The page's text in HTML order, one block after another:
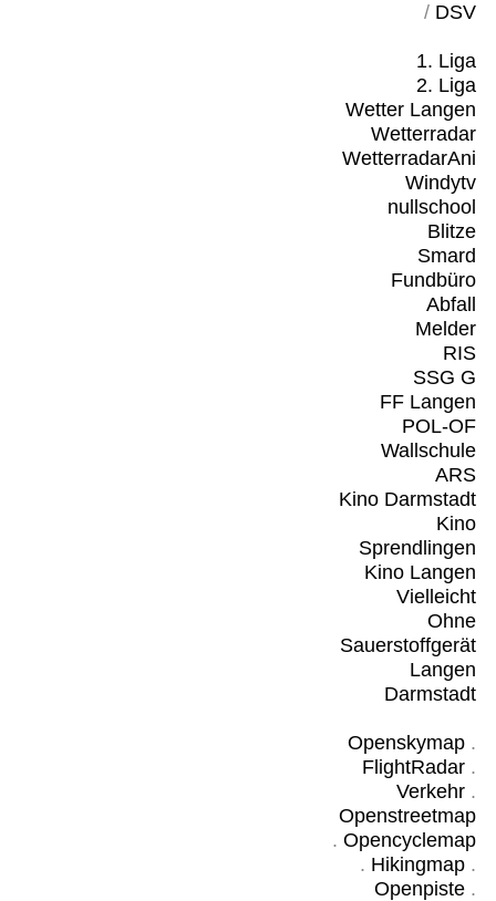
/ DSV
1. Liga
2. Liga
Wetter Langen
Wetterradar
WetterradarAni
Windytv
nullschool
Blitze
Smard
Fundbüro
Abfall
Melder
RIS
SSG G
FF Langen
POL-OF
Wallschule
ARS
Kino Darmstadt
Kino
Sprendlingen
Kino Langen
Vielleicht
Ohne
Sauerstoffgerät
Langen
Darmstadt
Openskymap.
FlightRadar.
Verkehr.
Openstreetmap
. Opencyclemap
. Hikingmap.
Openpiste.